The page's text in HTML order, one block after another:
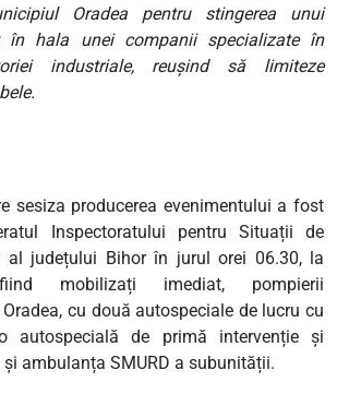
Oradea pentru stingerea unui
în hala unei companii specializate în
industriale, reușind să limiteze
producerea evenimentului a fost
Inspectoratului pentru Situații de
al județului Bihor în jurul orei 06.30, la
mobilizați imediat, pompierii
cu două autospeciale de lucru cu
autospecială de primă intervenție și
ambulanța SMURD a subunității.